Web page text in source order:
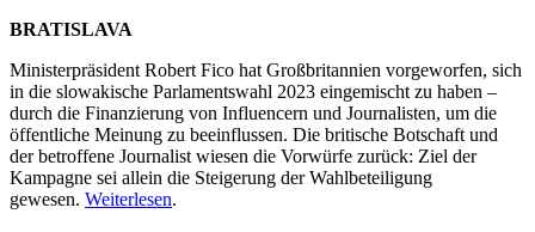
BRATISLAVA
Ministerpräsident Robert Fico hat Großbritannien vorgeworfen, sich
in die slowakische Parlamentswahl 2023 eingemischt zu haben –
durch die Finanzierung von Influencern und Journalisten, um die
öffentliche Meinung zu beeinflussen. Die britische Botschaft und
der betroffene Journalist wiesen die Vorwürfe zurück: Ziel der
Kampagne sei allein die Steigerung der Wahlbeteiligung
gewesen. Weiterlesen.